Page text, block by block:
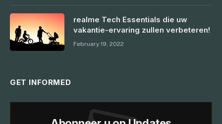
realme Tech Essentials die uw
vakantie-ervaring zullen verbeteren!
February 19, 2022
GET INFORMED